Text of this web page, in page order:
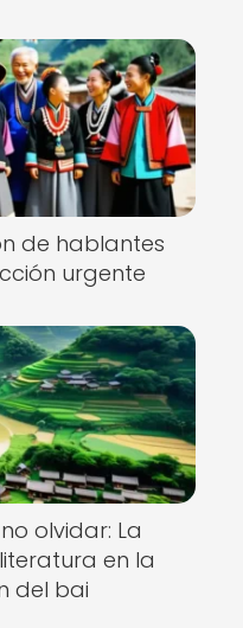
de hablantes
urgente
olvidar: La
en la
del bai